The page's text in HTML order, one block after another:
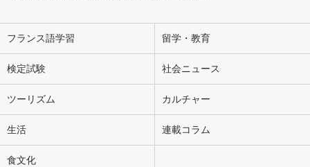
フランス語学習 留学・教育
検定試験 社会ニュース
ツーリズム カルチャー
生活 連載コラム
食文化